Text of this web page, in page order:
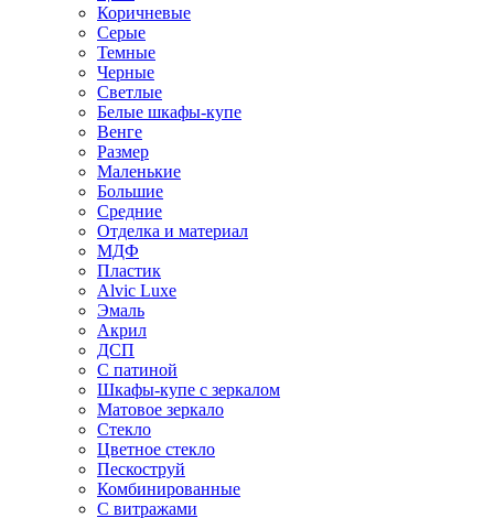
Коричневые
Серые
Темные
Черные
Светлые
Белые шкафы-купе
Венге
Размер
Маленькие
Большие
Средние
Отделка и материал
МДФ
Пластик
Alvic Luxe
Эмаль
Акрил
ДСП
С патиной
Шкафы-купе с зеркалом
Матовое зеркало
Стекло
Цветное стекло
Пескоструй
Комбинированные
С витражами